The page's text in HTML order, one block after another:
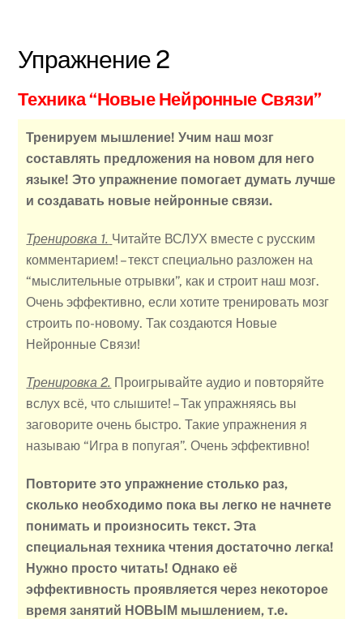
Упражнение 2
Техника “Новые Нейронные Связи”
Тренируем мышление! Учим наш мозг
составлять предложения на новом для него
языке! Это упражнение помогает думать лучше
и создавать новые нейронные связи.
Тренировка 1. Читайте ВСЛУХ вместе с русским
комментарием! – текст специально разложен на
“мыслительные отрывки”, как и строит наш мозг.
Очень эффективно, если хотите тренировать мозг
строить по-новому. Так создаются Новые
Нейронные Связи!
Тренировка 2. Проигрывайте аудио и повторяйте
вслух всё, что слышите! – Так упражняясь вы
заговорите очень быстро. Такие упражнения я
называю “Игра в попугая”. Очень эффективно!
Повторите это упражнение столько раз,
сколько необходимо пока вы легко не начнете
понимать и произносить текст.Эта
специальная техника чтения достаточно легка!
Нужно просто читать! Однако её
эффективность проявляется через некоторое
время занятий НОВЫМ мышлением, т.е.